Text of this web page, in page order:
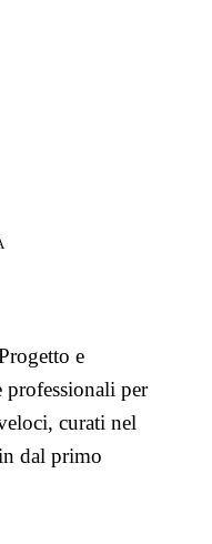
e
per
curati nel
dal primo